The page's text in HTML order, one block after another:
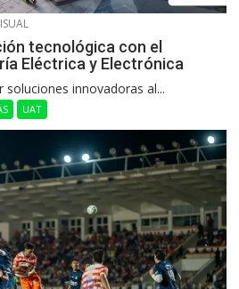
tecnológica con el
Eléctrica y Electrónica
innovadoras al...
UAT